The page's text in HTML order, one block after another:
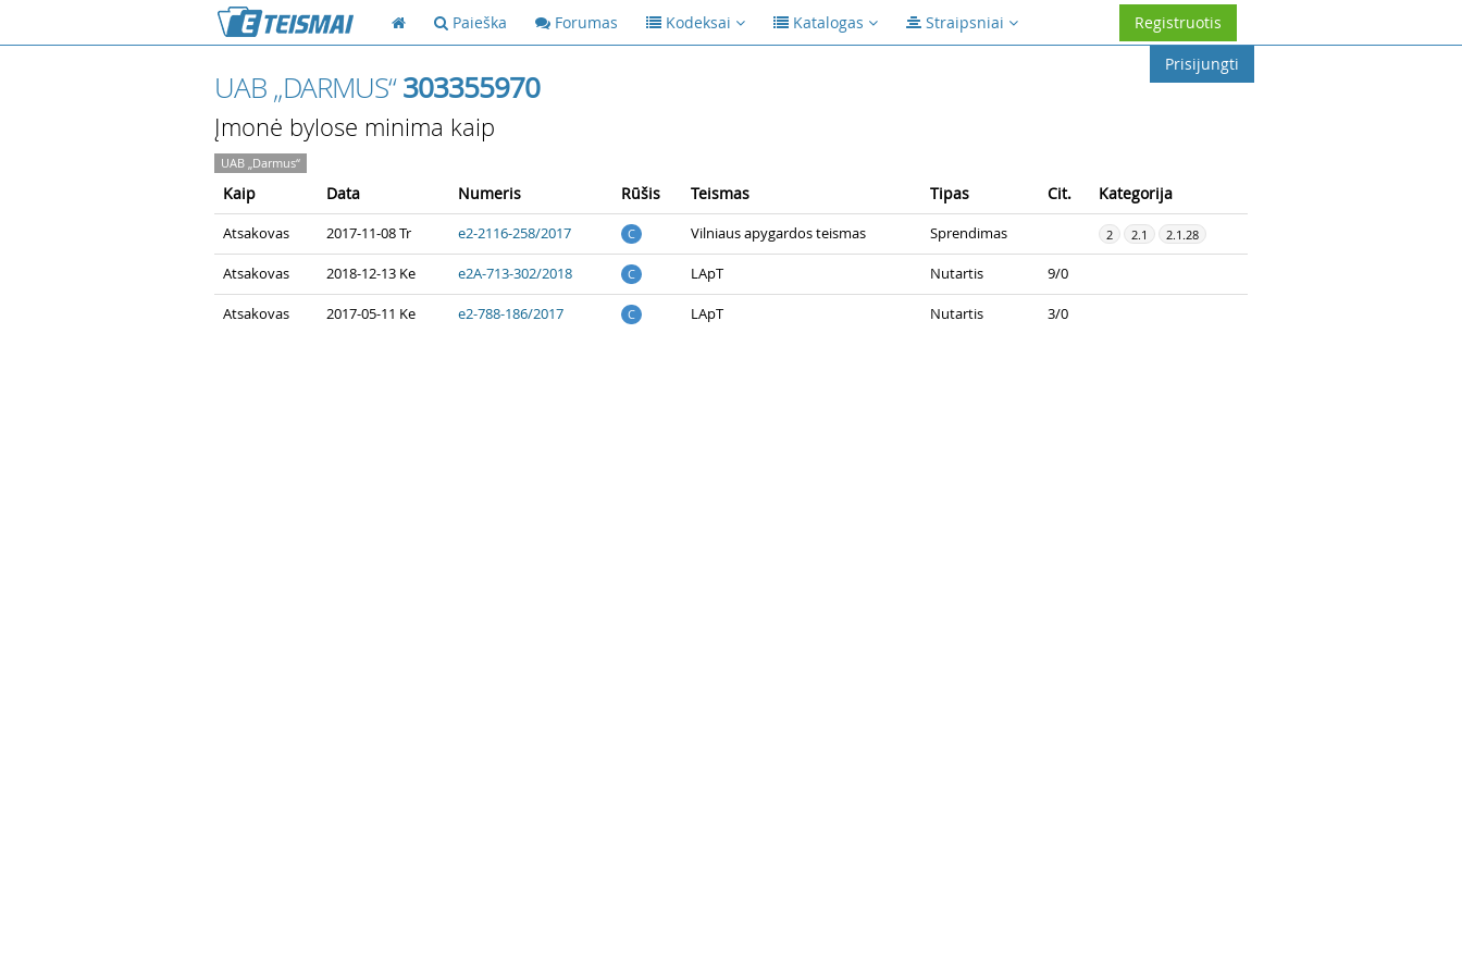
Paieška Forumas Kodeksai Katalogas Straipsniai
Registruotis
Prisijungti
UAB „DARMUS“303355970
Įmonė bylose minima kaip
UAB „Darmus“
Kaip Data Numeris Rūšis Teismas Tipas Cit. Kategorija
Atsakovas 2017-11-08 Tr e2-2116-258/2017 C Vilniaus apygardos teismas Sprendimas 2 2.1 2.1.28
Atsakovas 2018-12-13 Ke e2A-713-302/2018 C LApT Nutartis 9/0
Atsakovas 2017-05-11 Ke e2-788-186/2017 C LApT Nutartis 3/0